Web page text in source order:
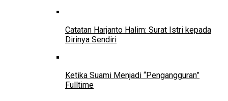
Catatan Harjanto Halim: Surat Istri kepada
Dirinya Sendiri
Ketika Suami Menjadi “Pengangguran”
Fulltime